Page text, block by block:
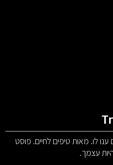
לו. מאות טיפים לחיים. פוסט
עצמך.